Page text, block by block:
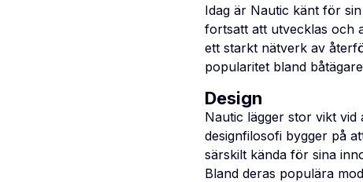
Idag är Nautic känt för
fortsatt att utvecklas och
ett starkt nätverk av
popularitet bland
Design
Nautic lägger stor vikt vid
designfilosofi bygger på
särskilt kända för sina
Bland deras populära